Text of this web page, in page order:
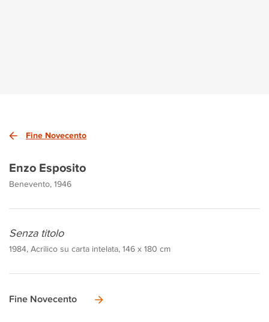
Fine Novecento
Enzo Esposito
Benevento, 1946
Senza titolo
1984, Acrilico su carta intelata, 146 x 180 cm
Fine Novecento